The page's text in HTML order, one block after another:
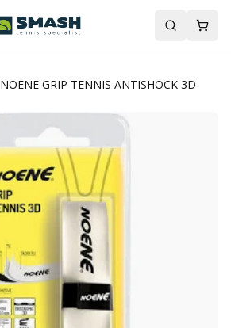
NOENE GRIP TENNIS ANTISHOCK 3D